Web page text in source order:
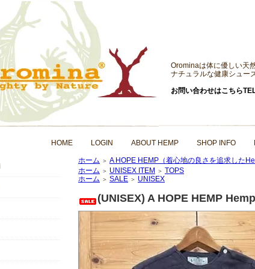
Orominaは体に優しい天
ナチュラルな健康シュー
お問い合わせはこちら
HOME LOGIN ABOUT HEMP SHOP INFO
ホーム ＞ A HOPE HEMP（着心地の良さを追求した
ホーム ＞ UNISEX ITEM ＞ TOPS
ホーム ＞ SALE ＞ UNISEX
(UNISEX) A HOPE HEMP